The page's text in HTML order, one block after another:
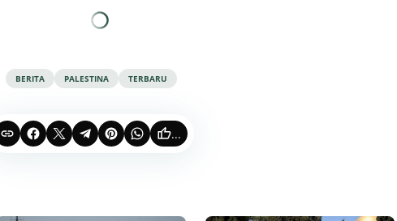
BERITA PALESTINA TERBARU
...